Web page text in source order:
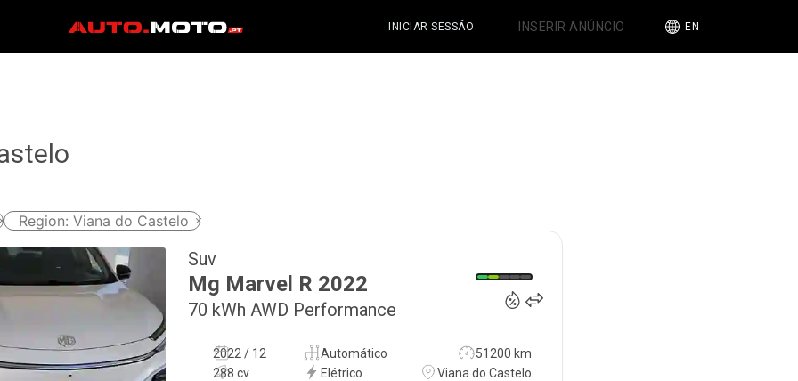
INICIAR SESSÃO INSERIR ANÚNCIO EN
Region: Viana do Castelo
Suv
Mg Marvel R 2022
70 kWh AWD Performance
2022 / 12 Automático
51200 km
288 cv
Elétrico Viana do Castelo